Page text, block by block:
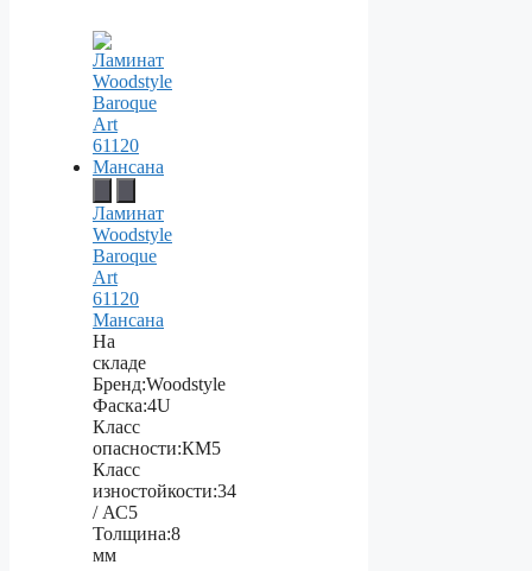
Ламинат
Woodstyle
Baroque
Art
61120
Мансана
На
складе
Бренд:Woodstyle
Фаска:4U
Класс
опасности:КМ5
Класс
изностойкости:34
/ АС5
Толщина:8
мм